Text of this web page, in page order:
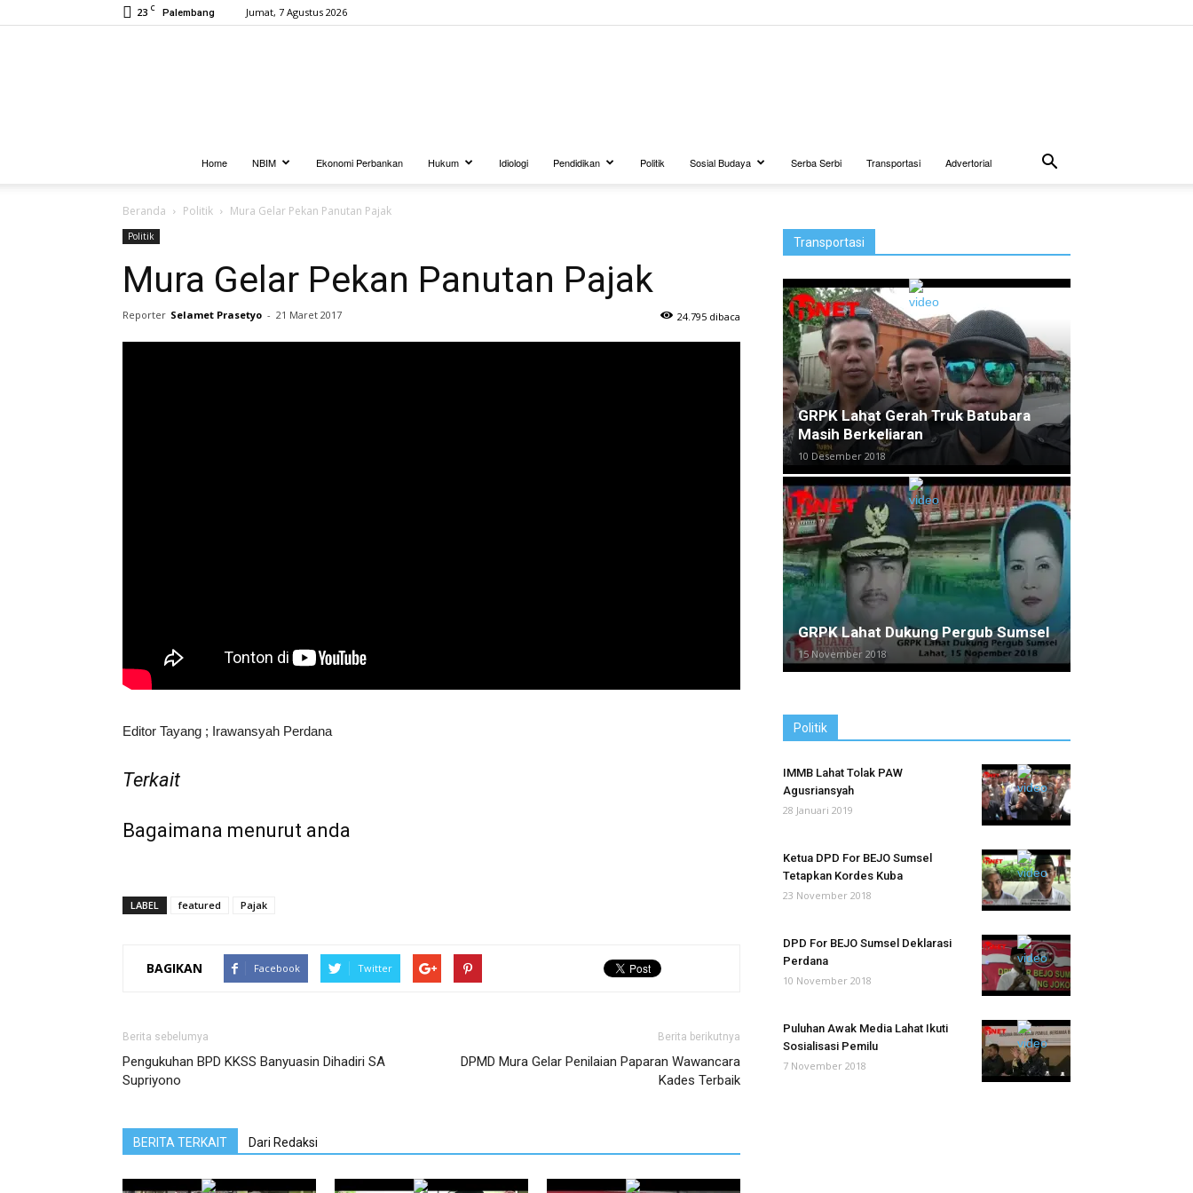
23 C Palembang Jumat, 7 Agustus 2026
Home
NBIM Ekonomi Perbankan Hukum Idiologi Pendidikan Politik Sosial Budaya Serba Serbi Transportasi Advertorial
Beranda Politik Mura Gelar Pekan Panutan Pajak
Politik
Mura Gelar Pekan Panutan Pajak
Reporter Selamet Prasetyo - 21 Maret 2017 24.795 dibaca
Editor Tayang ; Irawansyah Perdana
Terkait
Bagaimana menurut anda
LABEL featured Pajak
BAGIKAN Facebook Twitter
Berita sebelumya
Pengukuhan BPD KKSS Banyuasin Dihadiri SA
Supriyono
Berita berikutnya
DPMD Mura Gelar Penilaian Paparan Wawancara
Kades Terbaik
BERITA TERKAIT Dari Redaksi
Transportasi
GRPK Lahat Gerah Truk Batubara
Masih Berkeliaran
10 Desember 2018
GRPK Lahat Dukung Pergub Sumsel
15 November 2018
Politik
IMMB Lahat Tolak PAW
Agusriansyah
28 Januari 2019
Ketua DPD For BEJO Sumsel
Tetapkan Kordes Kuba
23 November 2018
DPD For BEJO Sumsel Deklarasi
Perdana
10 November 2018
Puluhan Awak Media Lahat Ikuti
Sosialisasi Pemilu
7 November 2018